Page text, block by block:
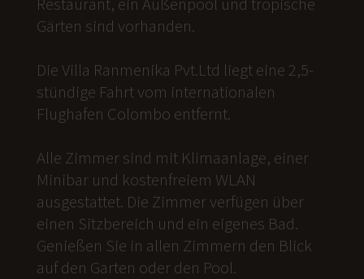
Gärten sind vorhanden.
Die Villa Ranmenika Pvt.Ltd liegt eine 2,5-
stündige Fahrt vom internationalen
Flughafen Colombo entfernt.
Alle Zimmer sind mit Klimaanlage, einer
Minibar und kostenfreiem WLAN
ausgestattet. Die Zimmer verfügen über
einen Sitzbereich und ein eigenes Bad.
Genießen Sie in allen Zimmern den Blick
auf den Garten oder den Pool.